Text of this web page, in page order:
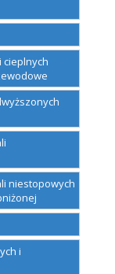
cieplnych
niestopowych
i